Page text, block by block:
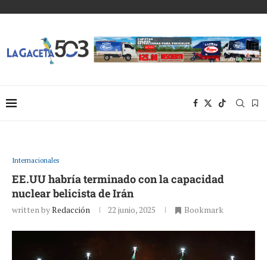
Internacionales
EE.UU habría terminado con la capacidad
nuclear belicista de Irán
written byRedacción 22 junio, 2025 Bookmark